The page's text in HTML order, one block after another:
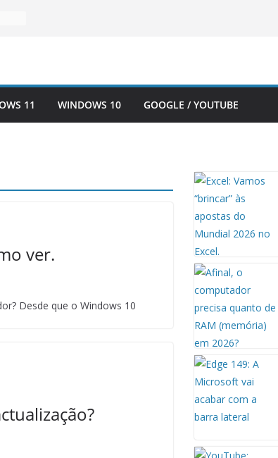
11 WINDOWS 10 GOOGLE / YOUTUBE
ver.
Desde que o Windows 10